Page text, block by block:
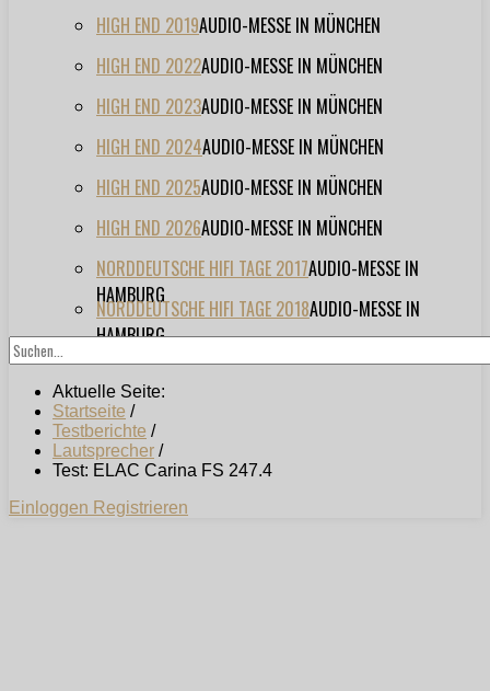
HIGH END 2019AUDIO-MESSE IN MÜNCHEN
HIGH END 2022AUDIO-MESSE IN MÜNCHEN
HIGH END 2023AUDIO-MESSE IN MÜNCHEN
HIGH END 2024AUDIO-MESSE IN MÜNCHEN
HIGH END 2025AUDIO-MESSE IN MÜNCHEN
HIGH END 2026AUDIO-MESSE IN MÜNCHEN
NORDDEUTSCHE HIFI TAGE 2017AUDIO-MESSE IN
HAMBURG
NORDDEUTSCHE HIFI TAGE 2018AUDIO-MESSE IN
HAMBURG
Aktuelle Seite:
Startseite /
Testberichte /
Lautsprecher /
Test: ELAC Carina FS 247.4
Einloggen Registrieren